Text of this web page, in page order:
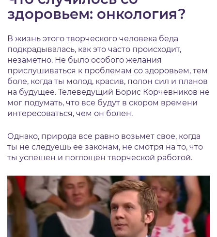
здоровьем: онкология?
В жизнь этого творческого человека беда
подкрадывалась, как это часто происходит,
незаметно. Не было особого желания
прислушиваться к проблемам со здоровьем, тем
боле, когда ты молод, красив, полон сил и планов
на будущее. Телеведущий Борис Корчевников не
мог подумать, что все будут в скором времени
интересоваться, чем он болен.
Однако, природа все равно возьмет свое, когда
ты не следуешь ее законам, не смотря на то, что
ты успешен и поглощен творческой работой.